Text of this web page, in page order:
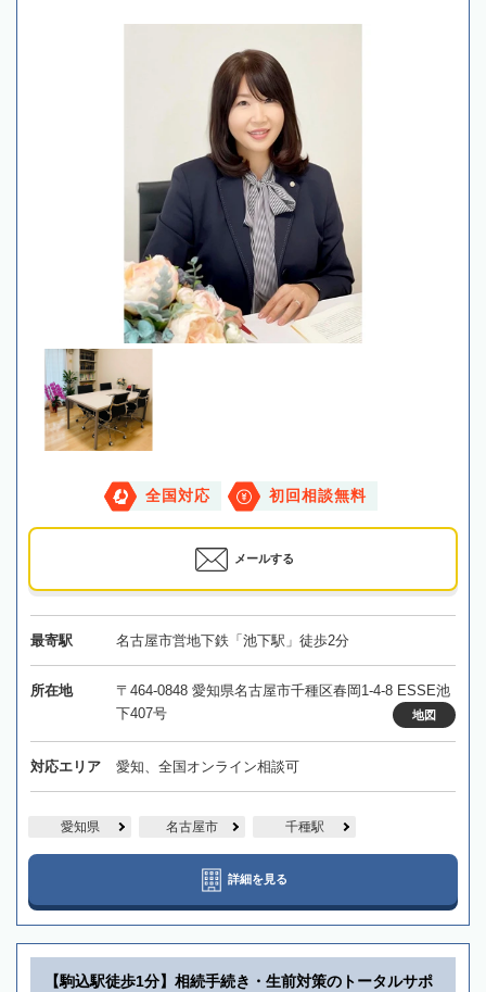
全国対応 初回相談無料
メールする
最寄駅 名古屋市営地下鉄「池下駅」徒歩2分
所在地
〒464-0848 愛知県名古屋市千種区春岡1-4-8 ESSE池
下407号
地図
対応エリア 愛知、全国オンライン相談可
愛知県 名古屋市 千種駅
詳細を見る
【駒込駅徒歩1分】相続手続き・生前対策のトータルサポ